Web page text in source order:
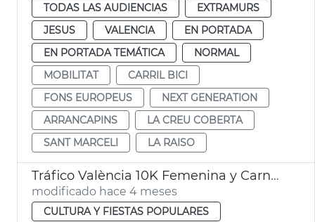
TODAS LAS AUDIENCIAS
EXTRAMURS
JESUS
VALENCIA
EN PORTADA
EN PORTADA TEMÁTICA
NORMAL
MOBILITAT
CARRIL BICI
FONS EUROPEUS
NEXT GENERATION
ARRANCAPINS
LA CREU COBERTA
SANT MARCELI
LA RAISO
Tráfico València 10K Femenina y Carnaval Russafa
modificado hace 4 meses
CULTURA Y FIESTAS POPULARES